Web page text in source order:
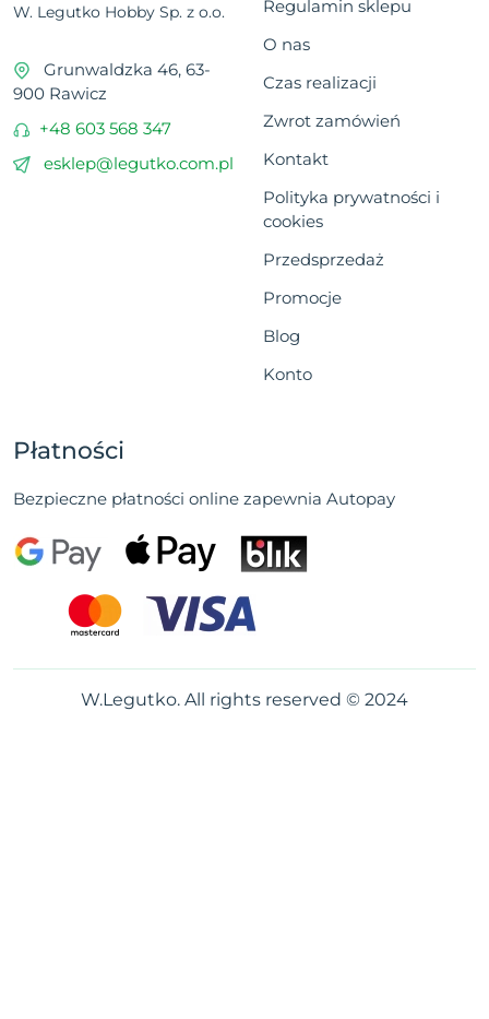
W. Legutko Hobby Sp. z o.o.
Grunwaldzka 46, 63-
900 Rawicz
+48 603 568 347
esklep@legutko.com.pl
Regulamin sklepu
O nas
Czas realizacji
Zwrot zamówień
Kontakt
Polityka prywatności i
cookies
Przedsprzedaż
Promocje
Blog
Konto
Płatności
Bezpieczne płatności online zapewnia Autopay
W.Legutko. All rights reserved © 2024